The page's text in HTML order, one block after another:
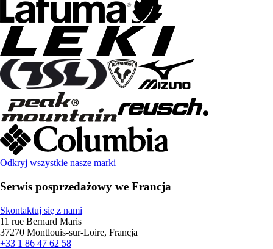
Odkryj wszystkie nasze marki
Serwis posprzedażowy we Francja
Skontaktuj się z nami
11 rue Bernard Maris
37270 Montlouis-sur-Loire, Francja
+33 1 86 47 62 58